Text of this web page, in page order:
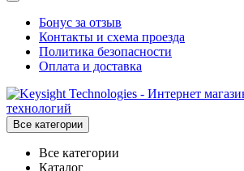
Бонус за отзыв
Контакты и схема проезда
Политика безопасности
Оплата и доставка
Все категории
Все категории
Каталог